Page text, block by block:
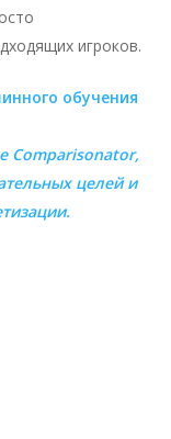
игроков.
обучения
Comparisonator,
целей и